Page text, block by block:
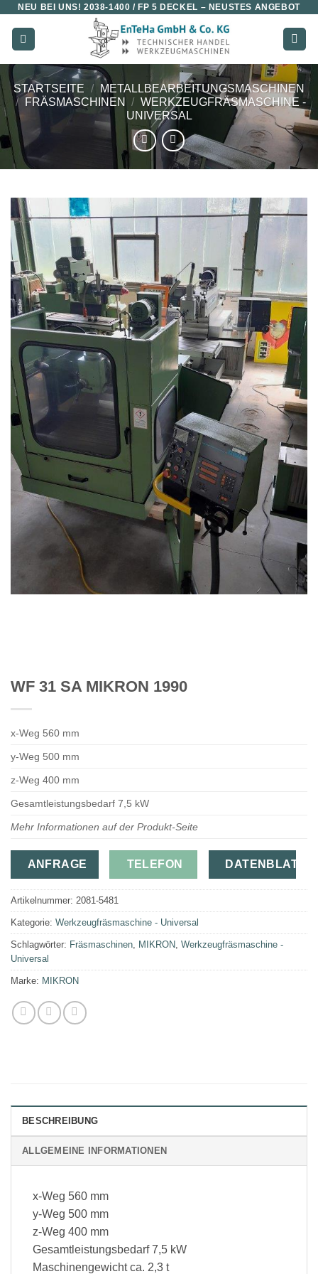
Zum
Inhalt
springen
NEU BEI UNS!2038-1400 / FP 5 DECKEL – NEUSTES ANGEBOT
STARTSEITE /
METALLBEARBEITUNGSMASCHINEN
/
FRÄSMASCHINEN / WERKZEUGFRÄSMASCHINE -
UNIVERSAL
WF 31 SA MIKRON 1990
x-Weg 560 mm
y-Weg 500 mm
z-Weg 400 mm
Gesamtleistungsbedarf 7,5 kW
Mehr Informationen auf der Produkt-Seite
ANFRAGE TELEFON DATENBLATT
Artikelnummer: 2081-5481
Kategorie: Werkzeugfräsmaschine - Universal
Schlagwörter: Fräsmaschinen, MIKRON, Werkzeugfräsmaschine -
Universal
Marke: MIKRON
BESCHREIBUNG
ALLGEMEINE INFORMATIONEN
x-Weg 560 mm
y-Weg 500 mm
z-Weg 400 mm
Gesamtleistungsbedarf 7,5 kW
Maschinengewicht ca. 2,3 t